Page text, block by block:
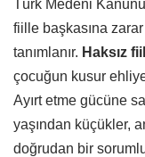
Türk Medeni
fiille başkasına
tanımlanır. Haksız
çocuğun kusur
Ayırt etme gücüne
yaşından küçükler,
doğrudan bir